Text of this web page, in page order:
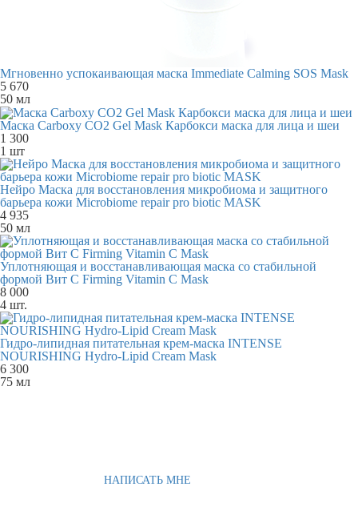
Мгновенно успокаивающая маска Immediate Calming SOS Mask
5 670
50 мл
Маска Carboxy CO2 Gel Mask Карбокси маска для лица и шеи
1 300
1 шт
Нейро Маска для восстановления микробиома и защитного
барьера кожи Microbiome repair pro biotic MASK
4 935
50 мл
Уплотняющая и восстанавливающая маска со стабильной
формой Вит С Firming Vitamin C Mask
8 000
4 шт.
Гидро-липидная питательная крем-маска INTENSE
NOURISHING Hydro-Lipid Cream Mask
6 300
75 мл
НАПИСАТЬ МНЕ